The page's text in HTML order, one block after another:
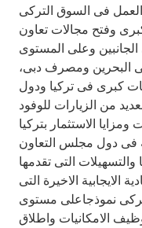
فى السوق التركى
وفتح مجالات تعاون
وعلى المستوى
البحرين ومصرف دبى،
كبرى فى تركيا ودول
من الزيارات للوفود
الاستثمار بتركيا
فى دول مجلس التعاون
والتسهيلات التى تقدمها
الايجابية الاخيرة التى
نموذجاعلى مستوى
الامكانيات واطلاق